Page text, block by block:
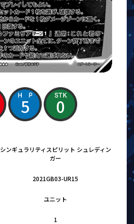
5 0
シンギュラリティスピリット シュレディン
ガー
2021GB03-UR15
ユニット
1